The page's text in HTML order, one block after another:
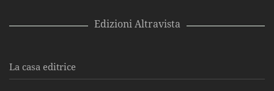
Edizioni Altravista
La casa editrice